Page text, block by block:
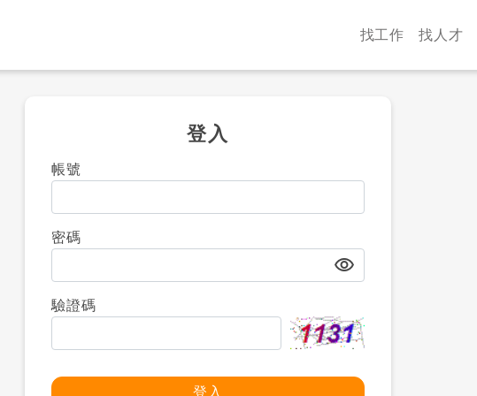
找工作 找人才
登入
帳號
密碼
visibility
驗證碼
登入